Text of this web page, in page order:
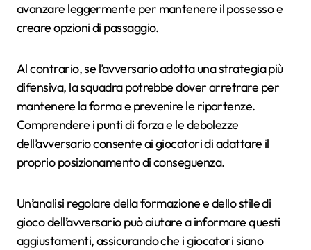
avanzare leggermente per mantenere il possesso e
creare opzioni di passaggio.
Al contrario, se l’avversario adotta una strategia più
difensiva, la squadra potrebbe dover arretrare per
mantenere la forma e prevenire le ripartenze.
Comprendere i punti di forza e le debolezze
dell’avversario consente ai giocatori di adattare il
proprio posizionamento di conseguenza.
Un’analisi regolare della formazione e dello stile di
gioco dell’avversario può aiutare a informare questi
aggiustamenti, assicurando che i giocatori siano